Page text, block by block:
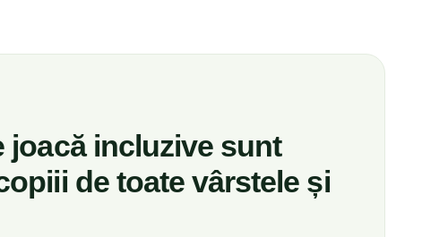
joacă incluzive sunt
de toate vârstele și